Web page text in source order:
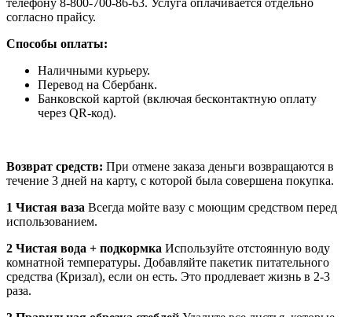
телефону 8-800-700-86-63. Услуга оплачивается отдельно
согласно прайсу.
Способы оплаты:
Наличными курьеру.
Перевод на Сбербанк.
Банковской картой (включая бесконтактную оплату
через QR-код).
Возврат средств: При отмене заказа деньги возвращаются в
течение 3 дней на карту, с которой была совершена покупка.
1 Чистая ваза Всегда мойте вазу с моющим средством перед
использованием.
2 Чистая вода + подкормка Используйте отстоянную воду
комнатной температуры. Добавляйте пакетик питательного
средства (Кризал), если он есть. Это продлевает жизнь в 2-3
раза.